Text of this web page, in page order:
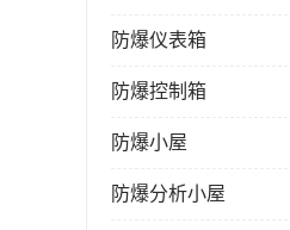
防爆仪表箱
防爆控制箱
防爆小屋
防爆分析小屋